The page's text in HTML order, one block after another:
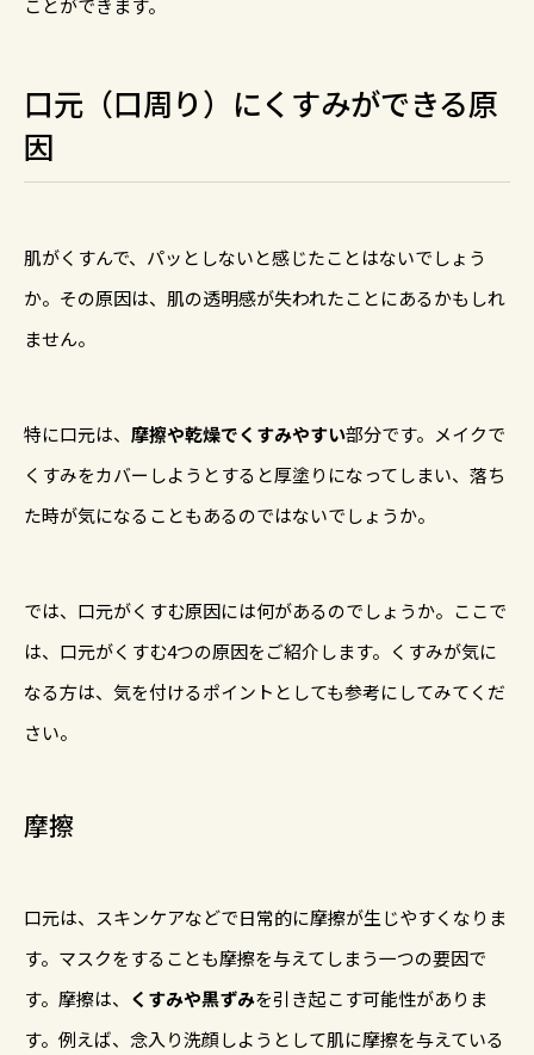
ことができます。
口元（口周り）にくすみができる原
因
肌がくすんで、パッとしないと感じたことはないでしょう
か。その原因は、肌の透明感が失われたことにあるかもしれ
ません。
特に口元は、 摩擦や乾燥でくすみやすい部分です。メイクで
くすみをカバーしようとすると厚塗りになってしまい、落ち
た時が気になることもあるのではないでしょうか。
では、口元がくすむ原因には何があるのでしょうか。ここで
は、口元がくすむ4つの原因をご紹介します。くすみが気に
なる方は、気を付けるポイントとしても参考にしてみてくだ
さい。
摩擦
口元は、スキンケアなどで日常的に摩擦が生じやすくなりま
す。マスクをすることも摩擦を与えてしまう一つの要因で
す。摩擦は、 くすみや黒ずみを引き起こす可能性がありま
す。例えば、念入り洗顔しようとして肌に摩擦を与えている